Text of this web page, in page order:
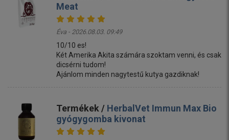
Meat
Éva - 2026.08.03. 09:49
10/10 es!
Két Amerika Akita számára szoktam venni, és csak
dicsérni tudom!
Ajánlom minden nagytestű kutya gazdiknak!
Termékek / HerbalVet Immun Max Bio
gyógygomba kivonat